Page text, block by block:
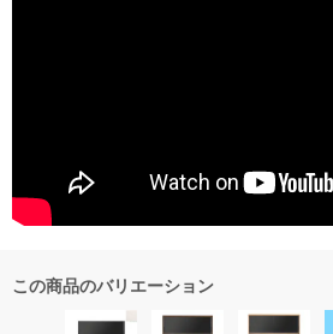
この商品のバリエーション